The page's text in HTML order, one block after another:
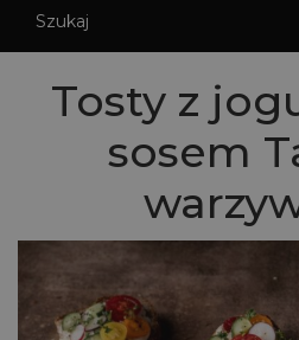
Tosty z
sosem